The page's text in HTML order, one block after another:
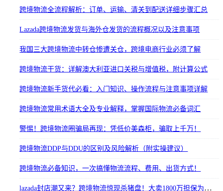
跨境物流全流程解析：订单、运输、清关到配送详细步骤汇总
Lazada跨境物流发货与海外仓发货的流程概况以及注意事项
我国三大跨境物流中转仓惨遭关仓，跨境电商行业必须了解
跨境物流干货：详解澳大利亚进口关税与增值税，附计算公式
跨境物流新手货代必看：入门知识、操作流程与注意事项详解
跨境物流常用术语大全及专业解释，掌握国际物流必备词汇
警惕！跨境物流圈骗局再现：凭低价美森柜，骗取上千万！
跨境物流DDP与DDU的区别及风险解析（附实操建议）
跨境物流必备知识，一次搞懂物流流程、费用、出货方式！
​lazada封店潮又来？​​跨境物流惊现杀猪盘！大卖1800万担保为物流商兜底！